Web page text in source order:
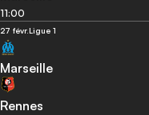
11:00
27 févr.Ligue 1
Marseille
Rennes